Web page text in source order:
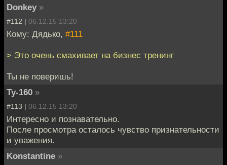
Donkey »
#112 | 06.12.15 13:20
Кому: Дядько, #111
> Это очень смахивает на бизнес тренинг
Ты не поверишь!
Ту-160 »
#113 | 06.12.15 13:20
Интересно и познавательно.
После просмотра осталось чувство признательности
и уважения.
Konstantine »